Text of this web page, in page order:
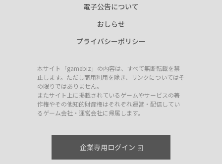
電子公告について
おしらせ
プライバシーポリシー
本サイト「gamebiz」の内容は、すべて無断転載を禁
止します。ただし商用利用を除き、リンクについてはそ
の限りではありません。
またサイト上に掲載されているゲームやサービスの著
作権やその他知的財産権はそれぞれ運営・配信してい
るゲーム会社・運営会社に帰属します。
企業専用ログイン